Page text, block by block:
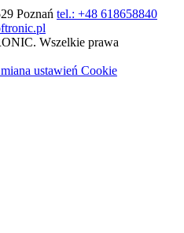
Poznań tel.: +48 618658840
Wszelkie prawa
ustawień Cookie